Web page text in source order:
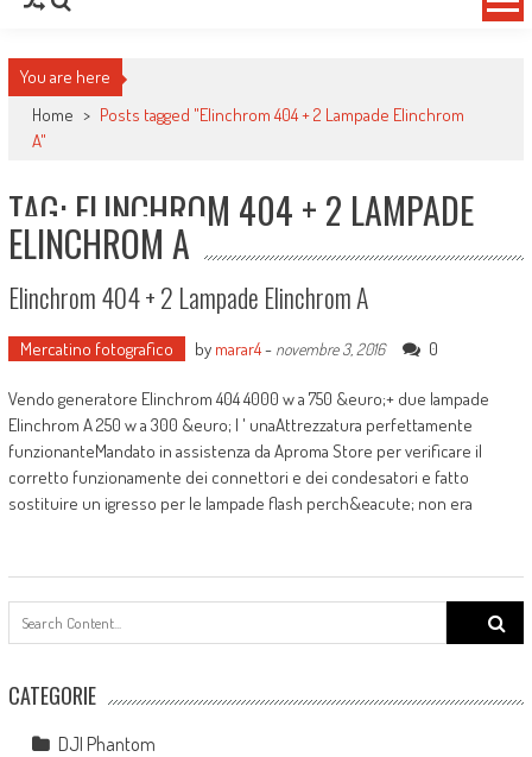
You are here
Home > Posts tagged "Elinchrom 404 + 2 Lampade Elinchrom
A"
TAG: ELINCHROM 404 + 2 LAMPADE
ELINCHROM A
Elinchrom 404 + 2 Lampade Elinchrom A
Mercatino fotografico by marar4- novembre 3, 2016 0
Vendo generatore Elinchrom 404 4000 w a 750 &euro;+ due lampade
Elinchrom A 250 w a 300 &euro; l ' unaAttrezzatura perfettamente
funzionanteMandato in assistenza da Aproma Store per verificare il
corretto funzionamente dei connettori e dei condesatori e fatto
sostituire un igresso per le lampade flash perch&eacute; non era
Search
for:
CATEGORIE
DJI Phantom